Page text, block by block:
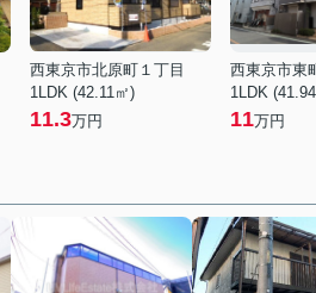
西東京市北原町１丁目
1LDK (42.11㎡)
11.3万円
西東京市東
1LDK
11万円